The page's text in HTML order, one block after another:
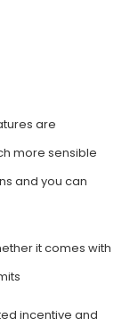
are
more sensible
and you can
it comes with
incentive and